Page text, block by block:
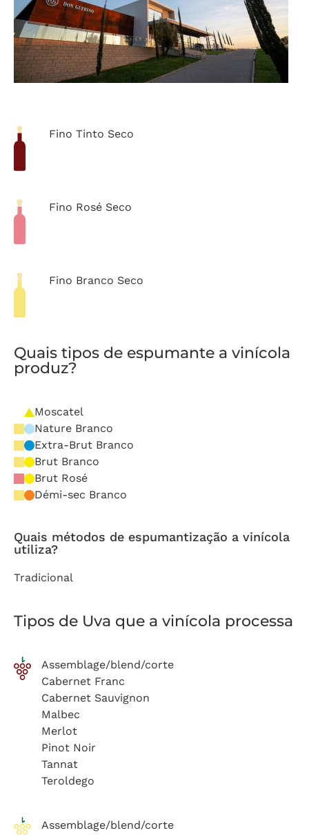
Fino Tinto Seco
Fino Rosé Seco
Fino Branco Seco
Quais tipos de espumante a vinícola
produz?
Moscatel
Nature Branco
Extra-Brut Branco
Brut Branco
Brut Rosé
Démi-sec Branco
Quais métodos de espumantização a vinícola
utiliza?
Tradicional
Tipos de Uva que a vinícola processa
Assemblage/blend/corte
Cabernet Franc
Cabernet Sauvignon
Malbec
Merlot
Pinot Noir
Tannat
Teroldego
Assemblage/blend/corte